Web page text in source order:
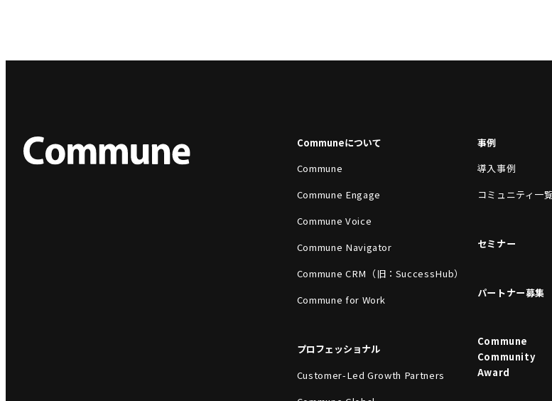
Communeについて
Commune
Commune Engage
Commune Voice
Commune Navigator
Commune CRM（旧：SuccessHub）
Commune for Work
プロフェッショナル
Customer-Led Growth Partners
事例
導入事例
コミュニティ一覧
セミナー
パートナー募集
Commune
Community
Award